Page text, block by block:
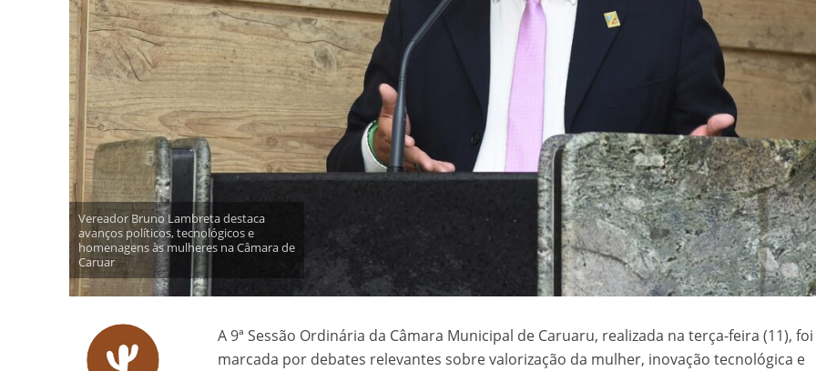
Vereador Bruno Lambreta destaca
avanços políticos, tecnológicos e
homenagens às mulheres na Câmara de
Caruar
A 9ª Sessão Ordinária da Câmara Municipal de Caruaru, realizada na terça-feira (11), foi
marcada por debates relevantes sobre valorização da mulher, inovação tecnológica e